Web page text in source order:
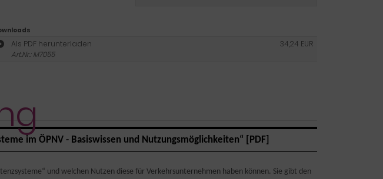
Als PDF herunterladen
34,24 EUR
Art.Nr.: M7055
im ÖPNV - Basiswissen und Nutzungsmöglichkeiten“ [PDF]
und welchen Nutzen diese für Verkehrsunternehmen haben können. Sie gibt den